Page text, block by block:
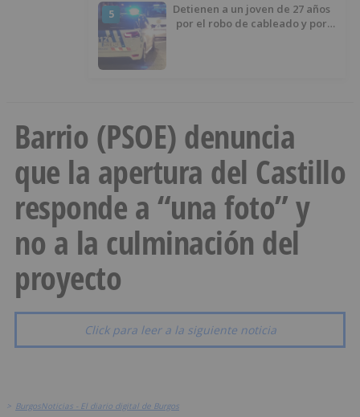
5
Detienen a un joven de 27 años
por el robo de cableado y por
Barrio (PSOE) denuncia
que la apertura del Castillo
responde a “una foto” y
no a la culminación del
proyecto
Click para leer a la siguiente noticia
> BurgosNoticias - El diario digital de Burgos